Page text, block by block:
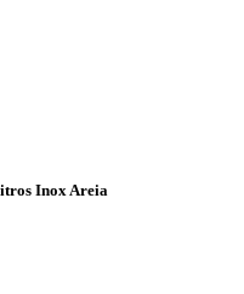
Inox Areia